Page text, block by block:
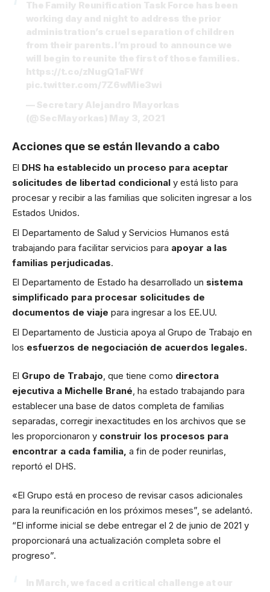
Acciones que se están llevando a cabo
El DHS ha establecido un proceso para aceptar
solicitudes de libertad condicional y está listo para
procesar y recibir a las familias que soliciten ingresar a los
Estados Unidos.
El Departamento de Salud y Servicios Humanos está
trabajando para facilitar servicios para apoyar a las
familias perjudicadas.
El Departamento de Estado ha desarrollado un sistema
simplificado para procesar solicitudes de
documentos de viaje para ingresar a los EE.UU.
El Departamento de Justicia apoya al Grupo de Trabajo en
los esfuerzos de negociación de acuerdos legales.
El Grupo de Trabajo, que tiene como directora
ejecutiva a Michelle Brané, ha estado trabajando para
establecer una base de datos completa de familias
separadas, corregir inexactitudes en los archivos que se
les proporcionaron y construir los procesos para
encontrar a cada familia, a fin de poder reunirlas,
reportó el DHS.
«El Grupo está en proceso de revisar casos adicionales
para la reunificación en los próximos meses”, se adelantó.
“El informe inicial se debe entregar el 2 de junio de 2021 y
proporcionará una actualización completa sobre el
progreso”.